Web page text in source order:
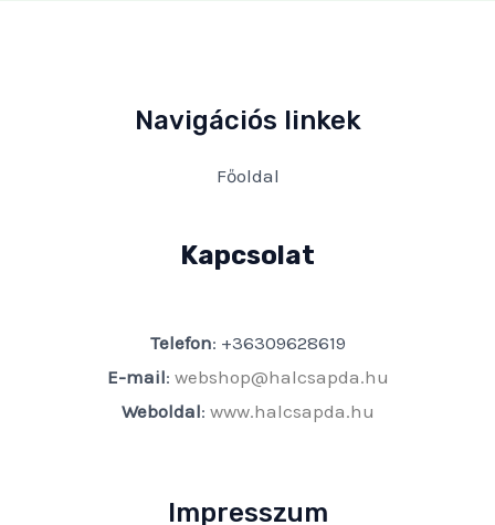
Navigációs linkek
Főoldal
Kapcsolat
Telefon: +36309628619
E-mail: webshop@halcsapda.hu
Weboldal: www.halcsapda.hu
Impresszum